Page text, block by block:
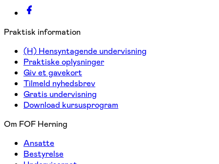
Praktisk information
(H) Hensyntagende undervisning
Praktiske oplysninger
Giv et gavekort
Tilmeld nyhedsbrev
Gratis undervisning
Download kursusprogram
Om FOF Herning
Ansatte
Bestyrelse